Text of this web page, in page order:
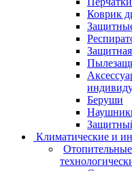
Коврик
Беруши
Климатические и